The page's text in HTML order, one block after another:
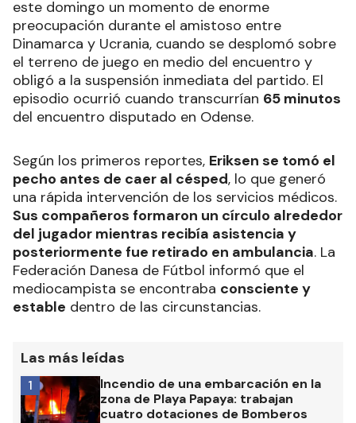
este domingo un momento de enorme
preocupación durante el amistoso entre
Dinamarca y Ucrania, cuando se desplomó sobre
el terreno de juego en medio del encuentro y
obligó a la suspensión inmediata del partido. El
episodio ocurrió cuando transcurrían 65 minutos
del encuentro disputado en Odense.
Según los primeros reportes, Eriksen se tomó el
pecho antes de caer al césped, lo que generó
una rápida intervención de los servicios médicos.
Sus compañeros formaron un círculo alrededor
del jugador mientras recibía asistencia y
posteriormente fue retirado en ambulancia. La
Federación Danesa de Fútbol informó que el
mediocampista se encontraba consciente y
estable dentro de las circunstancias.
Las más leídas
Incendio de una embarcación en la
zona de Playa Papaya: trabajan
cuatro dotaciones de Bomberos
1